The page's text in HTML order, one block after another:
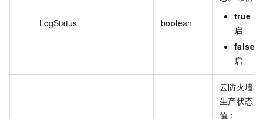
LogStatus boolean
true
启
false
启
云防火墙
生产状态
值：